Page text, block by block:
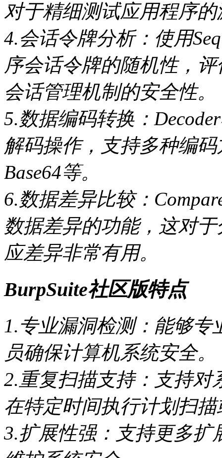
对于精细测试应用程序
4.会话令牌分析：使用
序会话令牌的随机性，
会话管理机制的安全性。
5.数据编码转换：
解码操作，支持多种编
Base64等。
6.数据差异比较：
数据差异的功能，这对
应差异非常有用。
BurpSuite社区版特点
1.专业漏洞检测：能够
员确保计算机系统安全。
2.重复扫描支持：支持对
在特定时间执行计划扫
3.扩展性强：支持更多扩